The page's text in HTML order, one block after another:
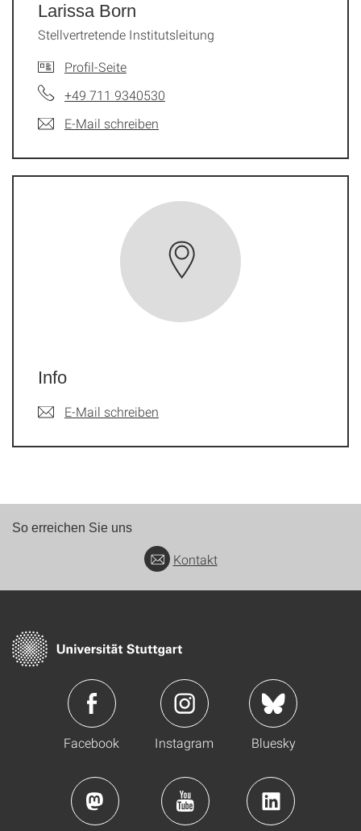
Larissa Born
Stellvertretende Institutsleitung
Profil-Seite
+49 711 9340530
E-Mail schreiben
Info
E-Mail schreiben
So erreichen Sie uns
Kontakt
Facebook Instagram Bluesky